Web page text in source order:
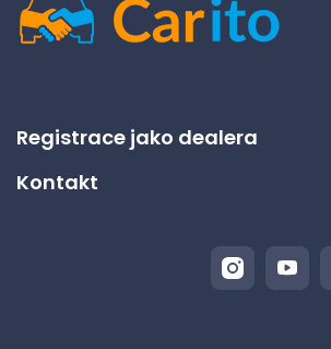
Registrace jako dealera
Kontakt